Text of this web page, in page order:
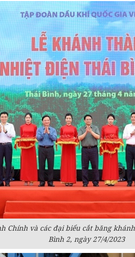
Chính và các đại biểu cắt băng
Bình 2, ngày 27/4/2023